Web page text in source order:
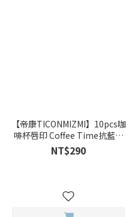
【帝康TICONMIZMI】10pcs咖
啡杯唇印 Coffee Time抗藍光
彩色日拋
NT$290